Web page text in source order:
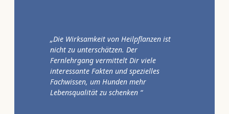
„Die Wirksamkeit von Heilpflanzen ist
nicht zu unterschätzen. Der
Fernlehrgang vermittelt Dir viele
interessante Fakten und spezielles
Fachwissen, um Hunden mehr
Lebensqualität zu schenken “